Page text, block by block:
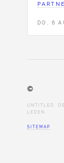
DO, 6
©
UNTITLED.
LEDEN.
SITEMAP